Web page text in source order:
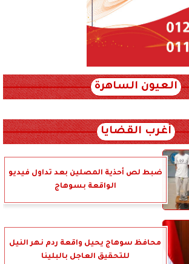
العيون الساهرة
أغرب القضايا
ضبط لص أحذية المصلين بعد تداول فيديو
الواقعة بسوهاج
محافظ سوهاج يحيل واقعة ردم نهر النيل
للتحقيق العاجل بالبلينا